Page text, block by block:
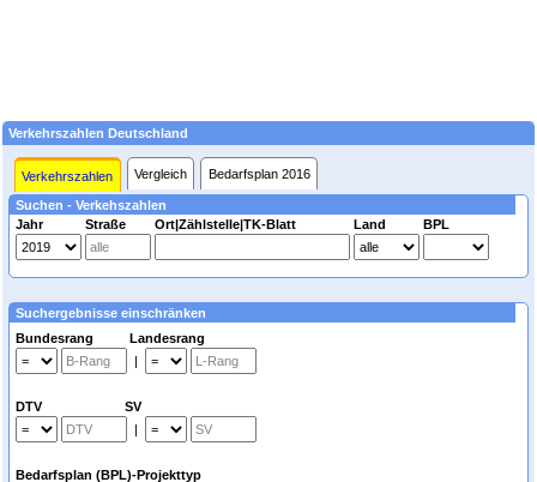
Verkehrszahlen Deutschland
Verkehrszahlen Vergleich Bedarfsplan 2016
Suchen - Verkehszahlen
Jahr
Straße Ort|Zählstelle|TK-Blatt Land BPL
Suchergebnisse einschränken
Bundesrang Landesrang
|
DTV SV
|
Bedarfsplan (BPL)-Projekttyp